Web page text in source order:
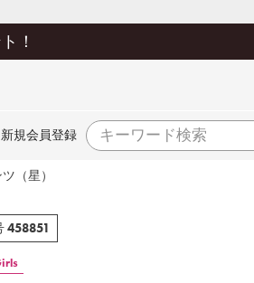
！
新規会員登録
（星）
458851